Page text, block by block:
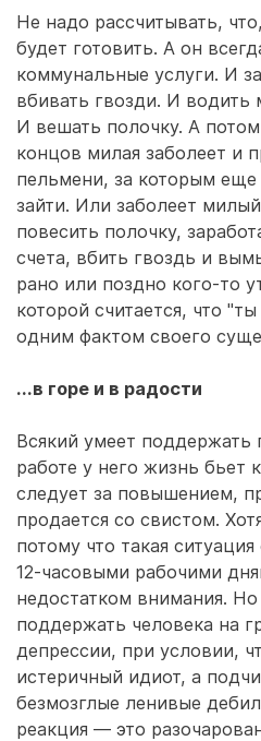
Не надо рассчитывать,
будет готовить. А он
коммунальные услуги. И
вбивать гвозди. И
И вешать полочку. А
концов милая заболеет и
пельмени, за которым еще
зайти. Или заболеет
повесить полочку,
счета, вбить гвоздь и
рано или поздно кого-то
которой считается, что
одним фактом своего
...в горе и в радости
Всякий умеет поддержать
работе у него жизнь
следует за повышением,
продается со свистом.
потому что такая
12-часовыми рабочими
недостатком внимания.
поддержать человека на
депрессии, при условии,
истеричный идиот, а
безмозглые ленивые
реакция — это